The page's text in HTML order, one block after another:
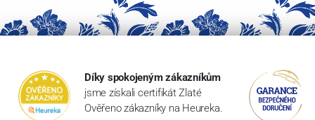
Díky spokojeným zákazníkům
jsme získali certifikát Zlaté
Ověřeno zákazníky na Heureka.